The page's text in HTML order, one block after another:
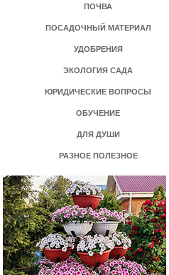
ПОЧВА
ПОСАДОЧНЫЙ МАТЕРИАЛ
УДОБРЕНИЯ
ЭКОЛОГИЯ САДА
ЮРИДИЧЕСКИЕ ВОПРОСЫ
ОБУЧЕНИЕ
ДЛЯ ДУШИ
РАЗНОЕ ПОЛЕЗНОЕ